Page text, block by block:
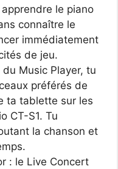
le piano
connaître le
immédiatement
de jeu.
du Music Player, tu
préférés de
ta tablette sur les
CT-S1. Tu
la chanson et
: le Live Concert